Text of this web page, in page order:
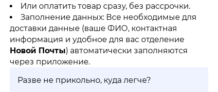
Или оплатить товар сразу, без рассрочки.
Заполнение данных: Все необходимые для
доставки данные (ваше ФИО, контактная
информация и удобное для вас отделение
Новой Почты) автоматически заполняются
через приложение.
Разве не прикольно, куда легче?